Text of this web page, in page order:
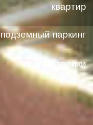
подземный паркинг
год постройки
квартир